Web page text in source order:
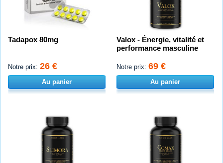
Tadapox 80mg
Notre prix: 26 €
Au panier
Valox - Énergie, vitalité et
performance masculine
Notre prix: 69 €
Au panier